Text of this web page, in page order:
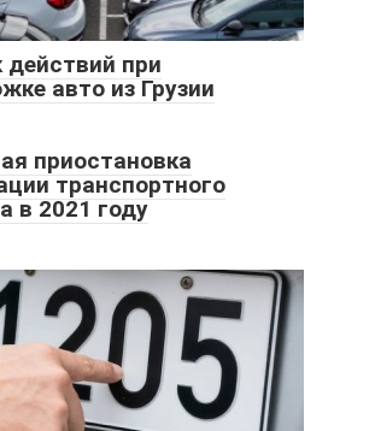
действий при
авто из Грузии
приостановка
транспортного
в 2021 году